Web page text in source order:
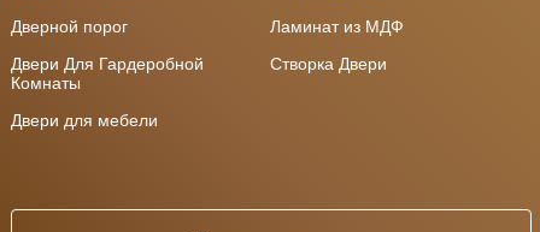
Дверной порог
Ламинат из МДФ
Двери Для Гардеробной
Комнаты
Створка Двери
Двери для мебели